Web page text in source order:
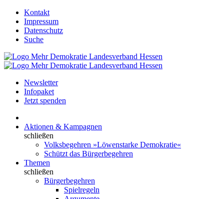
Kontakt
Impressum
Datenschutz
Suche
Newsletter
Infopaket
Jetzt spenden
Aktionen & Kampagnen
schließen
Volksbegehren »Löwenstarke Demokratie«
Schützt das Bürgerbegehren
Themen
schließen
Bürgerbegehren
Spielregeln